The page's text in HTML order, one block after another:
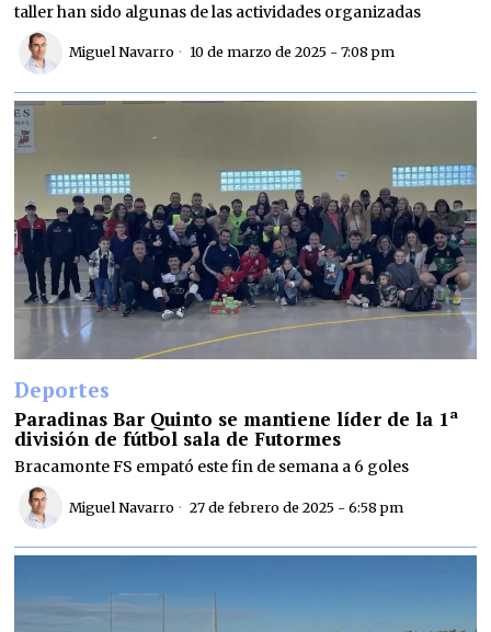
taller han sido algunas de las actividades organizadas
Miguel Navarro 10 de marzo de 2025 - 7:08 pm
Deportes
Paradinas Bar Quinto se mantiene líder de la 1ª
división de fútbol sala de Futormes
Bracamonte FS empató este fin de semana a 6 goles
Miguel Navarro 27 de febrero de 2025 - 6:58 pm